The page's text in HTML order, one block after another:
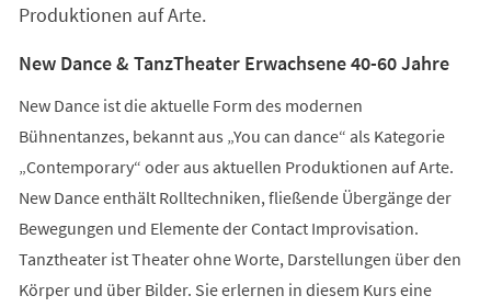
Produktionen auf Arte.
New Dance & TanzTheater Erwachsene 40-60 Jahre
New Dance ist die aktuelle Form des modernen
Bühnentanzes, bekannt aus „You can dance“ als Kategorie
„Contemporary“ oder aus aktuellen Produktionen auf Arte.
New Dance enthält Rolltechniken, fließende Übergänge der
Bewegungen und Elemente der Contact Improvisation.
Tanztheater ist Theater ohne Worte, Darstellungen über den
Körper und über Bilder. Sie erlernen in diesem Kurs eine